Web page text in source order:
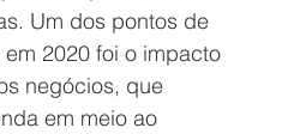
Um dos pontos de
2020 foi o impacto
negócios, que
em meio ao